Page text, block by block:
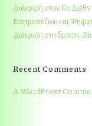
Διάκριση στον 6ο
Επιτραπέζιου και
Διάκριση στη δράση:
Recent Comments
A WordPress